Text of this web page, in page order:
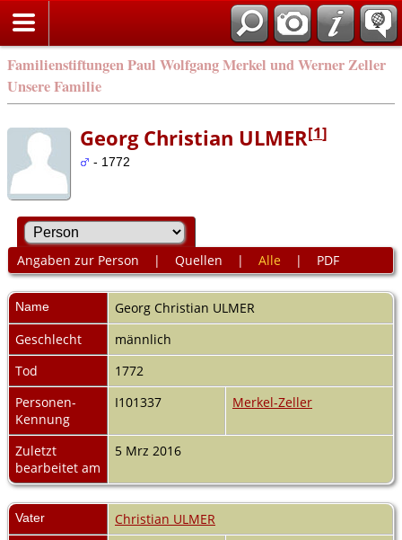
Familienstiftungen Paul Wolfgang Merkel und Werner Zeller
Unsere Familie
Georg Christian ULMER[1]
- 1772
Angaben zur Person | Quellen | Alle | PDF
Name Georg Christian ULMER
Geschlecht
männlich
Tod
1772
Personen-
Kennung
I101337 Merkel-Zeller
Zuletzt
bearbeitet am
5 Mrz 2016
Vater
Christian ULMER